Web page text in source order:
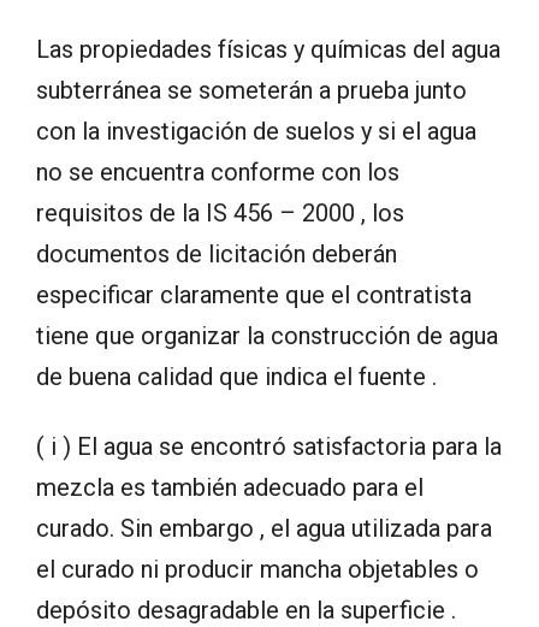
Las propiedades físicas y químicas del agua
subterránea se someterán a prueba junto
con la investigación de suelos y si el agua
no se encuentra conforme con los
requisitos de la IS 456 – 2000 , los
documentos de licitación deberán
especificar claramente que el contratista
tiene que organizar la construcción de agua
de buena calidad que indica el fuente .
( i ) El agua se encontró satisfactoria para la
mezcla es también adecuado para el
curado. Sin embargo , el agua utilizada para
el curado ni producir mancha objetables o
depósito desagradable en la superficie .